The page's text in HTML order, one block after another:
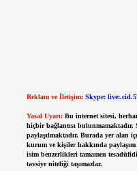
Reklam ve İletişim: Skype:
Yasal Uyarı: Bu internet sitesi,
hiçbir bağlantısı bulunmamaktadır.
paylaşılmaktadır. Burada yer alan
kurum ve kişiler hakkında
isim benzerlikleri tamamen
tavsiye niteliği taşımazlar.